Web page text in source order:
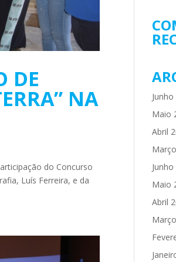
DE
NA
do Concurso
Luís Ferreira, e da
Maio
Abril
Maio
Abril